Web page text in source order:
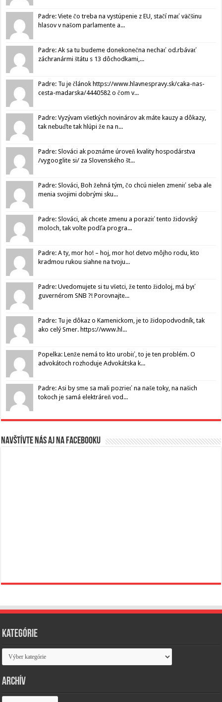
Padre: Viete čo treba na vystúpenie z EU, stačí mať väčšinu
hlasov v našom parlamente a...
Padre: Ak sa tu budeme donekonečna nechať od.rbávať
záchranármi štátu s 13 dôchodkami,...
Padre: Tu je článok https://www.hlavnespravy.sk/caka-nas-
cesta-madarska/4440582 o čom v...
Padre: Vyzývam všetkých novinárov ak máte kauzy a dôkazy,
tak nebuďte tak hlúpi že na n...
Padre: Slováci ak poznáme úroveň kvality hospodárstva
/vygooglite si/ za Slovenského št...
Padre: Slováci, Boh žehná tým, čo chcú nielen zmeniť seba ale
menia svojimi dobrými sku...
Padre: Slováci, ak chcete zmenu a poraziť tento židovský
moloch, tak volte podľa progra...
Padre: A ty, mor ho! – hoj, mor ho! detvo môjho rodu, kto
kradmou rukou siahne na tvoju...
Padre: Uvedomujete si tu všetci, že tento židoloj, má byť
guvernérom SNB ?! Porovnajte...
Padre: Tu je dôkaz o Kamenickom, je to židopodvodník, tak
ako celý Smer. https://www.hl...
Popelka: Lenže nemá to kto urobiť, to je ten problém. O
advokátoch rozhoduje Advokátska k...
Padre: Asi by sme sa mali pozrieť na naše toky, na našich
tokoch je samá elektráreň vod...
Navštívte nás aj na Facebooku
Kategórie
Kategórie
Archív
Archív